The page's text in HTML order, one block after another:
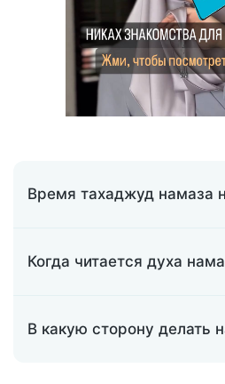
Время тахаджуд намаза
Когда читается духа
В какую сторону делать